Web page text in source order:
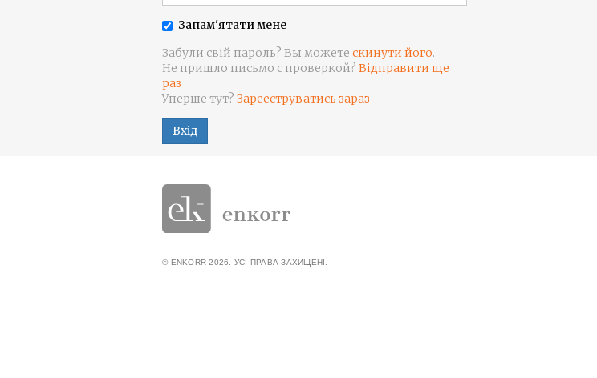
Запам'ятати мене
Забули свій пароль? Вы можете скинути його.
Не пришло письмо с проверкой? Відправити ще
раз
Уперше тут? Зарееструватись зараз
Вхід
© ENKORR 2026. УСІ ПРАВА ЗАХИЩЕНІ.